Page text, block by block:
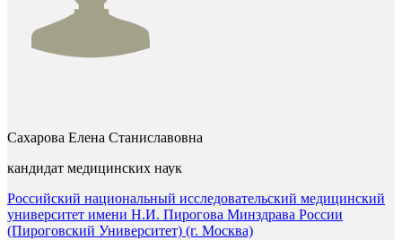
Сахарова Елена Станиславовна
кандидат медицинских наук
Российский национальный исследовательский медицинский
университет имени Н.И. Пирогова Минздрава России
(Пироговский Университет) (г. Москва)